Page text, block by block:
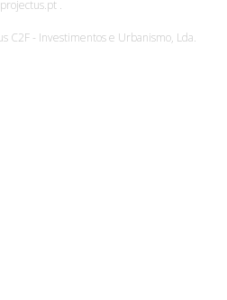
.
C2F - Investimentos e Urbanismo, Lda.